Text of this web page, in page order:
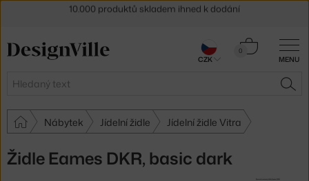
MENU
Hledat
0
Košík
Nábytek Jídelní židle Jídelní židle Vitra
Židle Eames DKR, basic dark
30 dní na vrácení zboží
CZK